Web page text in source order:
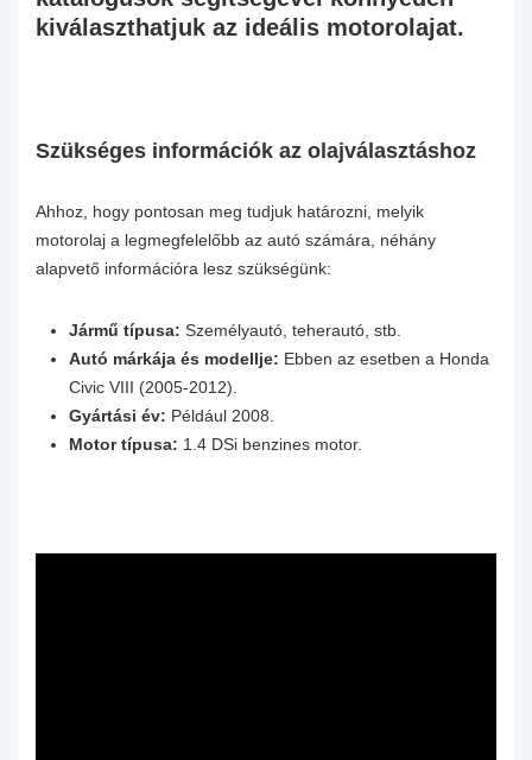
kiválaszthatjuk az ideális motorolajat.
Szükséges információk az olajválasztáshoz
Ahhoz, hogy pontosan meg tudjuk határozni, melyik
motorolaj a legmegfelelőbb az autó számára, néhány
alapvető információra lesz szükségünk:
Jármű típusa: Személyautó, teherautó, stb.
Autó márkája és modellje: Ebben az esetben a Honda
Civic VIII (2005-2012).
Gyártási év: Például 2008.
Motor típusa: 1.4 DSi benzines motor.